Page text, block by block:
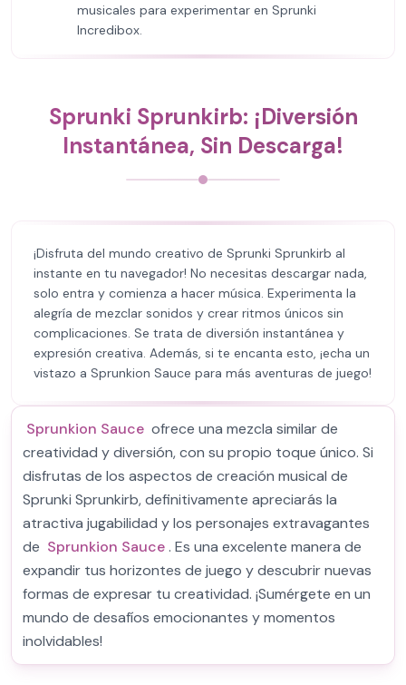
musicales para experimentar en Sprunki
Incredibox.
Sprunki Sprunkirb: ¡Diversión
Instantánea, Sin Descarga!
¡Disfruta del mundo creativo de Sprunki Sprunkirb al
instante en tu navegador! No necesitas descargar nada,
solo entra y comienza a hacer música. Experimenta la
alegría de mezclar sonidos y crear ritmos únicos sin
complicaciones. Se trata de diversión instantánea y
expresión creativa. Además, si te encanta esto, ¡echa un
vistazo a Sprunkion Sauce para más aventuras de juego!
Sprunkion Sauce ofrece una mezcla similar de
creatividad y diversión, con su propio toque único. Si
disfrutas de los aspectos de creación musical de
Sprunki Sprunkirb, definitivamente apreciarás la
atractiva jugabilidad y los personajes extravagantes
de Sprunkion Sauce. Es una excelente manera de
expandir tus horizontes de juego y descubrir nuevas
formas de expresar tu creatividad. ¡Sumérgete en un
mundo de desafíos emocionantes y momentos
inolvidables!